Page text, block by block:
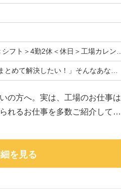
工場カレンダーによる★長期休暇あり★有給休暇あり※配属先により休日・勤務形...
なあなたを応援します。株式会社京栄センターでは、全国の工場求人をご紹介...
の方へ。実は、工場のお仕事は
れるお仕事を多数ご紹介してい
を見る